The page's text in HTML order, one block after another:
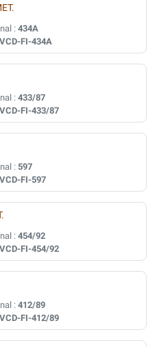
: 434A
VCD-FI-434A
: 433/87
VCD-FI-433/87
: 597
VCD-FI-597
: 454/92
VCD-FI-454/92
: 412/89
VCD-FI-412/89